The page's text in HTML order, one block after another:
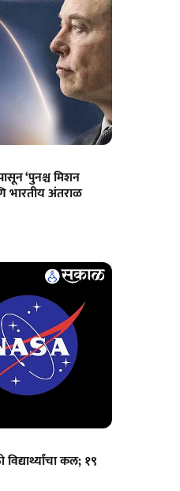
‘पुनश्च मिशन
भारतीय अंतराळ
कल; १९